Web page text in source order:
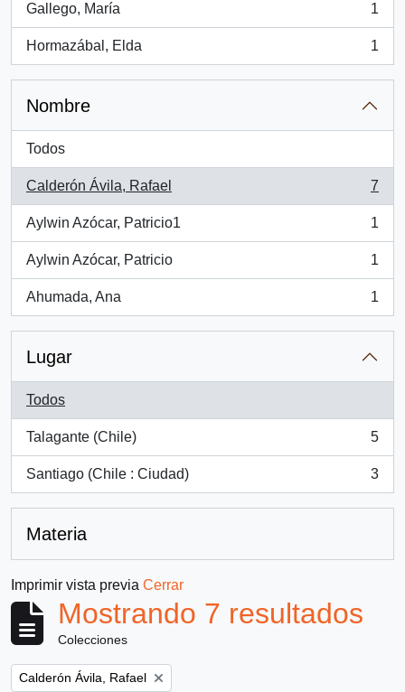
Gallego, María
, 1 resultados
1
Hormazábal, Elda
, 1 resultados
1
Nombre
Todos
Calderón Ávila, Rafael
, 7 resultados
7
Aylwin Azócar, Patricio1
, 1 resultados
1
Aylwin Azócar, Patricio
, 1 resultados
1
Ahumada, Ana
, 1 resultados
1
Lugar
Todos
Talagante (Chile)
, 5 resultados
5
Santiago (Chile : Ciudad)
, 3 resultados
3
Materia
Imprimir vista previa Cerrar
Mostrando 7 resultados
Colecciones
Remove filter:
Calderón Ávila, Rafael